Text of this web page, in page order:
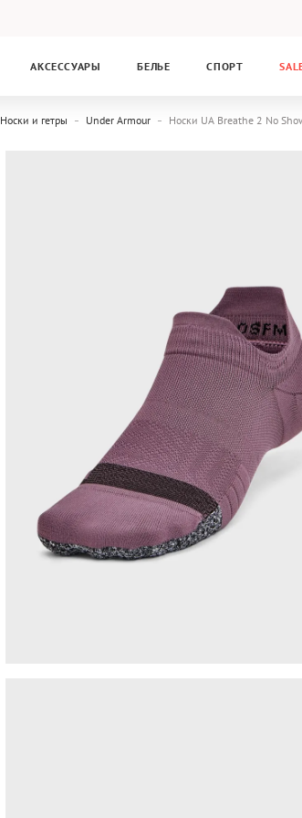
АКСЕССУАРЫ БЕЛЬЕ СПОРТ
Носки и гетры Under Armour Носки UA Breathe 2 No